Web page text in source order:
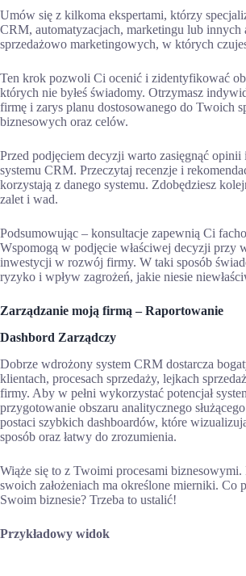
Umów się z kilkoma ekspertami, którzy
CRM, automatyzacjach, marketingu lub innych
sprzedażowo marketingowych, w których
Ten krok pozwoli Ci ocenić i zidentyfikować
których nie byłeś świadomy. Otrzymasz
firmę i zarys planu dostosowanego do Twoich
biznesowych oraz celów.
Przed podjęciem decyzji warto zasięgnąć
systemu CRM. Przeczytaj recenzje i
korzystają z danego systemu. Zdobędziesz
zalet i wad.
Podsumowując – konsultacje zapewnią Ci
Wspomogą w podjęcie właściwej decyzji przy
inwestycji w rozwój firmy. W taki sposób
ryzyko i wpływ zagrożeń, jakie niesie
Zarządzanie moją firmą – Raportowanie
Dashbord Zarządczy
Dobrze wdrożony system CRM dostarcza
klientach, procesach sprzedaży, lejkach
firmy. Aby w pełni wykorzystać potencjał
przygotowanie obszaru analitycznego
postaci szybkich dashboardów, które
sposób oraz łatwy do zrozumienia.
Wiąże się to z Twoimi procesami
swoich założeniach ma określone mierniki. Co
Swoim biznesie? Trzeba to ustalić!
Przykładowy widok